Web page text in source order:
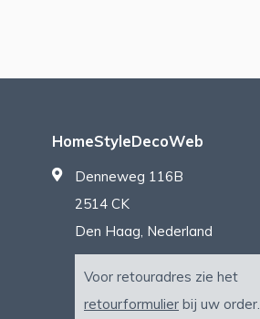
HomeStyleDecoWeb
Denneweg 116B
2514 CK
Den Haag, Nederland
Voor retouradres zie het
retourformulier bij uw order.